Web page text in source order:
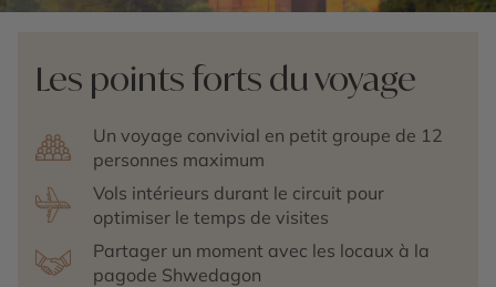
Les points forts du voyage
Un voyage convivial en petit groupe de 12
personnes maximum
Vols intérieurs durant le circuit pour
optimiser le temps de visites
Partager un moment avec les locaux à la
pagode Shwedagon